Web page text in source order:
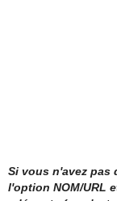
Si vous n'avez pas
l'option NOM/URL